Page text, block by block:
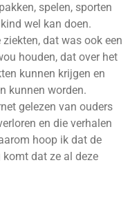
spelen, sporten
wel kan doen.
dat was ook een
houden, dat over het
kunnen krijgen en
kunnen worden.
gelezen van ouders
en die verhalen
hoop ik dat de
dat ze al deze